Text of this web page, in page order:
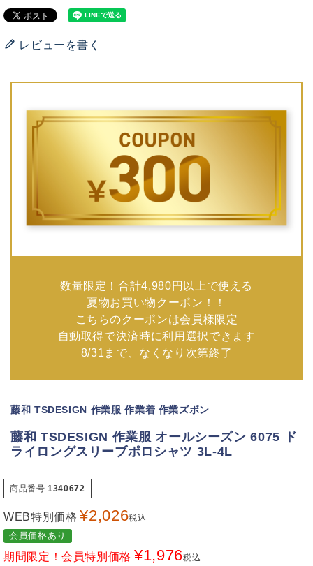
レビューを書く
数量限定！合計4,980円以上で使える
夏物お買い物クーポン！！
こちらのクーポンは会員様限定
自動取得で決済時に利用選択できます
8/31まで、なくなり次第終了
藤和 TSDESIGN 作業服 作業着 作業ズボン
藤和 TSDESIGN 作業服 オールシーズン 6075 ド
ライロングスリーブポロシャツ 3L-4L
商品番号 1340672
WEB特別価格 ¥2,026税込
会員価格あり
期間限定！会員特別価格 ¥1,976税込